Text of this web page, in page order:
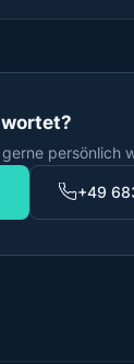
gerne
+49